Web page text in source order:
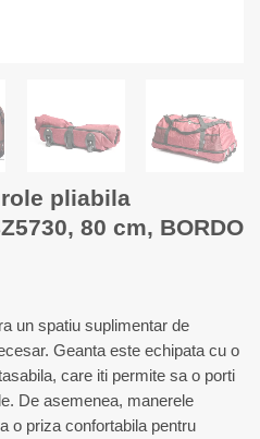
pliabila
80 cm, BORDO
lei.
un spatiu suplimentar de
Geanta este echipata cu o
care iti permite sa o porti
De asemenea, manerele
o priza confortabila pentru